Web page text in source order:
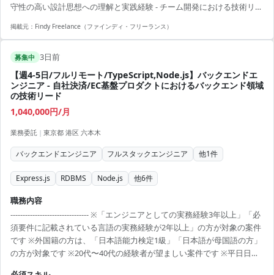
守性の高い設計思想への理解と実践経験 - チーム開発における技術リー
掲載元： Findy Freelance（ファインディ・フリーランス）
募集中 3日前
【週4-5日/フルリモート/TypeScript,Node.js】バックエンドエ
ンジニア - 自社決済/EC基盤プロダクトにおけるバックエンド領域
の技術リード
1,040,000円/月
業務委託 | 東京都 港区 六本木
バックエンドエンジニア フルスタックエンジニア 他1件
Express.js RDBMS Node.js 他6件
職務内容
-------------------------------- ※「エンジニアとしての実務経験3年以上」「必
須要件に記載されている言語の実務経験が2年以上」の方が対象の案件
です ※外国籍の方は、「日本語能力検定1級」「日本語が母国語の方」
の方が対象です ※20代〜40代の経験者が望ましい案件です ※平日日中